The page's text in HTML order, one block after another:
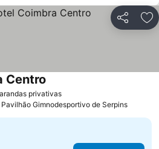
Partilhar
privativas
Centro
Pavilhão Gimnodesportivo de Serpins